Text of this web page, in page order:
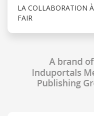
LA COLLABORATION
FAIR